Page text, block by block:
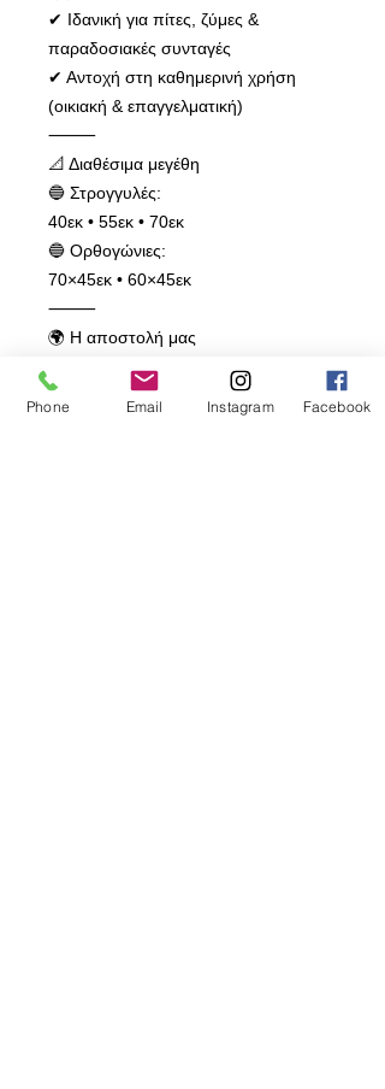
✔ Ιδανική για πίτες, ζύμες &
παραδοσιακές συνταγές
✔ Αντοχή στη καθημερινή χρήση
(οικιακή & επαγγελματική)
⸻
📐 Διαθέσιμα μεγέθη
🔵 Στρογγυλές:
40εκ • 55εκ • 70εκ
🔵 Ορθογώνιες:
70×45εκ • 60×45εκ
⸻
🌍 Η αποστολή μας
Στην Prodromos Hadjikyriakos & Son
Ltd, από το 1968 μέχρι σήμερα,
Phone Email Instagram Facebook